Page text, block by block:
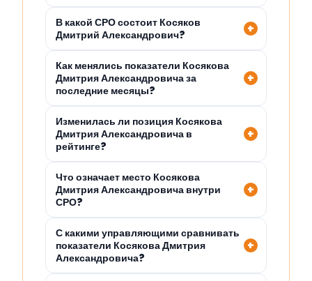
В какой СРО состоит Косяков
Дмитрий Александрович?
Как менялись показатели Косякова
Дмитрия Александровича за
последние месяцы?
Изменилась ли позиция Косякова
Дмитрия Александровича в
рейтинге?
Что означает место Косякова
Дмитрия Александровича внутри
СРО?
С какими управляющими сравнивать
показатели Косякова Дмитрия
Александровича?